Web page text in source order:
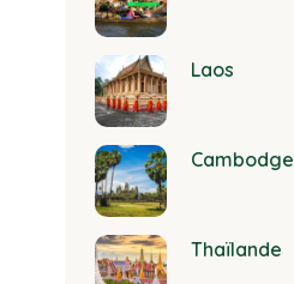
Laos
Cambodge
Thaïlande